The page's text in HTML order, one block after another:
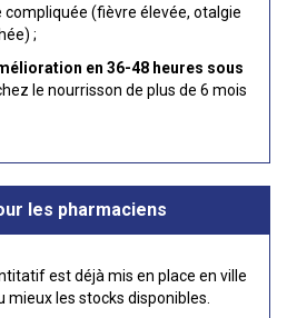
compliquée (fièvre élevée, otalgie
;
en 36-48 heures sous
le nourrisson de plus de 6 mois
les pharmaciens
est déjà mis en place en ville
mieux les stocks disponibles.